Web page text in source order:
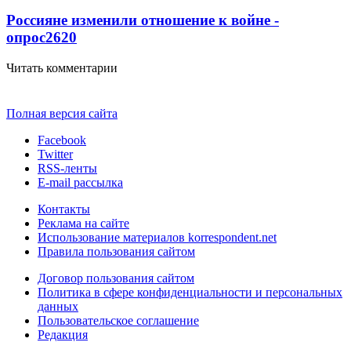
Россияне изменили отношение к войне -
опрос2620
Читать комментарии
Полная версия сайта
Facebook
Twitter
RSS-ленты
E-mail рассылка
Контакты
Реклама на сайте
Использование материалов korrespondent.net
Правила пользования сайтом
Договор пользования сайтом
Политика в сфере конфиденциальности и персональных
данных
Пользовательское соглашение
Редакция